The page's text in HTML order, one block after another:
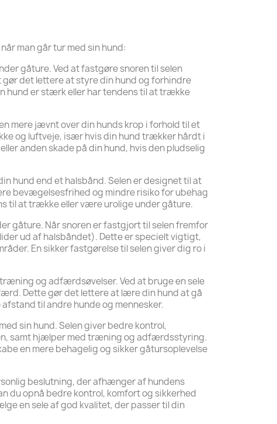
man går tur med sin hund:
gåture. Ved at fastgøre snoren til selen
det lettere at styre din hund og forhindre
hund er stærk eller har tendens til at trække
mere jævnt over din hunds krop i forhold til et
og luftveje, især hvis din hund trækker hårdt i
anden skade på din hund, hvis den pludselig
hund end et halsbånd. Selen er designet til at
bevægelsesfrihed og mindre risiko for ubehag
til at trække eller være urolige under gåture.
gåture. Når snoren er fastgjort til selen fremfor
ud af halsbåndet). Dette er specielt vigtigt,
En sikker fastgørelse til selen giver dig ro i
og adfærdsøvelser. Ved at bruge en sele
Dette gør det lettere at lære din hund at gå
til andre hunde og mennesker.
sin hund. Selen giver bedre kontrol,
samt hjælper med træning og adfærdsstyring.
en mere behagelig og sikker gåtursoplevelse
beslutning, der afhænger af hundens
du opnå bedre kontrol, komfort og sikkerhed
en sele af god kvalitet, der passer til din